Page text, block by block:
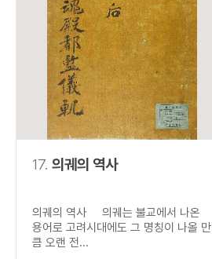
17. 의궤의 역사
의궤의 역사 의궤는 불교에서 나온
용어로 고려시대에도 그 명칭이 나올 만
큼 오랜 전...